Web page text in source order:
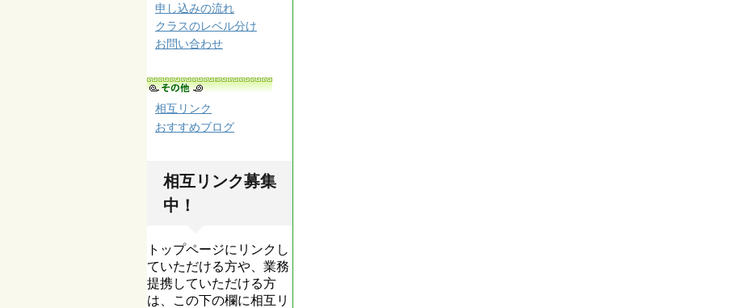
申し込みの流れ
クラスのレベル分け
お問い合わせ
相互リンク
おすすめブログ
相互リンク募集
中！
トップページにリンクし
ていただける方や、業務
提携していただける方
は、この下の欄に相互リ